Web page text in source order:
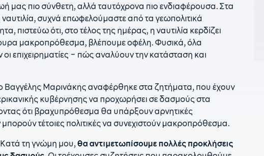
μας πιο σύνθετη, αλλά ταυτόχρονα πιο ενδιαφέρουσα. Στα
ναυτιλία, συχνά επωφελούμαστε από τα γεωπολιτικά
πιστεύω ότι, στο τέλος της ημέρας, η ναυτιλία κερδίζει
μακροπρόθεσμα, βλέπουμε οφέλη. Φυσικά, όλα
επιχειρηματίες – πώς αναλύουν την κατάσταση και
ο Βαγγέλης Μαρινάκης αναφέρθηκε στα ζητήματα, που έχουν
κυβέρνησης να προχωρήσει σε δασμούς στα
ότι βραχυπρόθεσμα θα υπάρξουν αρνητικές
μπορούν τέτοιες πολιτικές να συνεχιστούν μακροπρόθεσμα.
τη γνώμη μου, θα αντιμετωπίσουμε πολλές προκλήσεις